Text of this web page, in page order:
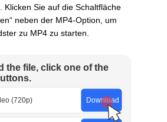
Klicken Sie auf die Schaltfläche
neben der MP4-Option, um
zu MP4 zu starten.